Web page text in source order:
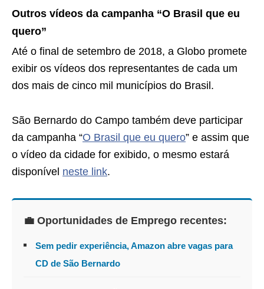
Outros vídeos da campanha “O Brasil que eu
quero”
Até o final de setembro de 2018, a Globo promete
exibir os vídeos dos representantes de cada um
dos mais de cinco mil municípios do Brasil.
São Bernardo do Campo também deve participar
da campanha “O Brasil que eu quero” e assim que
o vídeo da cidade for exibido, o mesmo estará
disponível neste link.
💼 Oportunidades de Emprego recentes:
Sem pedir experiência, Amazon abre vagas para
CD de São Bernardo